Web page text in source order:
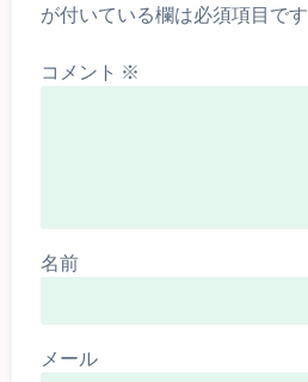
が付いている欄は必須項目です
コメント ※
名前
メール